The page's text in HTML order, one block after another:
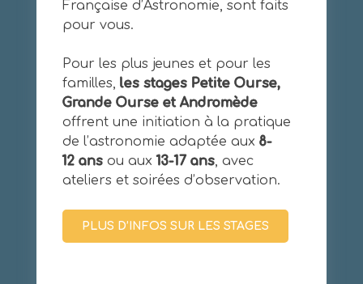
Française d’Astronomie, sont faits
pour vous.
Pour les plus jeunes et pour les
familles, les stages Petite Ourse,
Grande Ourse et Andromède
offrent une initiation à la pratique
de l’astronomie adaptée aux 8-
12 ansou aux13-17 ans, avec
ateliers et soirées d’observation.
PLUS D’INFOS SUR LES STAGES